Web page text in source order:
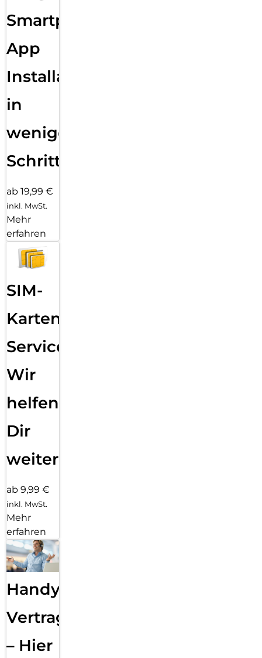
Smartphone
App
Installation
in
wenigen
Schritten
ab 19,99 €
inkl. MwSt.
Mehr
erfahren
SIM-
Karten
Service:
Wir
helfen
Dir
weiter
ab 9,99 €
inkl. MwSt.
Mehr
erfahren
Handy
Vertragsabwicklung
– Hier